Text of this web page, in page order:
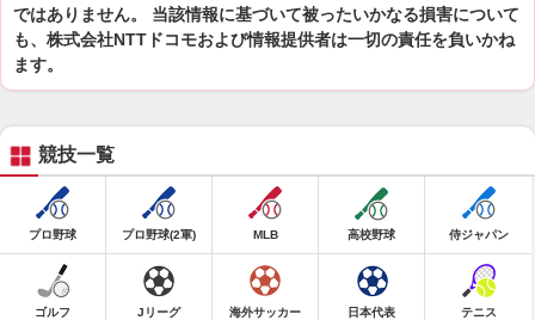
ではありません。 当該情報に基づいて被ったいかなる損害について
も、株式会社NTTドコモおよび情報提供者は一切の責任を負いかね
ます。
競技一覧
プロ野球 プロ野球(2軍) MLB 高校野球 侍ジャパン
ゴルフ Jリーグ 海外サッカー 日本代表 テニス